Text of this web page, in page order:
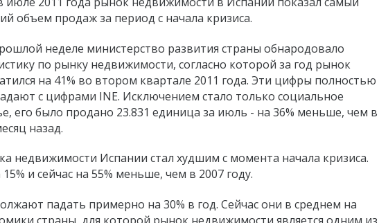
объем продаж за период с начала кризиса.
неделе министерство развития страны обнародовало
по рынку недвижимости, согласно которой за год рынок
на 41% во втором квартале 2011 года. Эти цифры полностью
с цифрами INE. Исключением стало только социальное
его было продано 23.831 единица за июль - на 36% меньше, чем в
назад.
недвижимости Испании стал худшим с момента начала кризиса.
и сейчас на 55% меньше, чем в 2007 году.
падать примерно на 30% в год. Сейчас они в среднем на